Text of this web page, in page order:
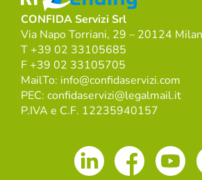
CONFIDA Servizi Srl
Via Napo Torriani, 29 – 20124
T +39 02 33105685
F +39 02 33105705
MailTo: info@confidaservizi.com
PEC: confidaservizi@legalmail.it
P.IVA e C.F. 12235940157